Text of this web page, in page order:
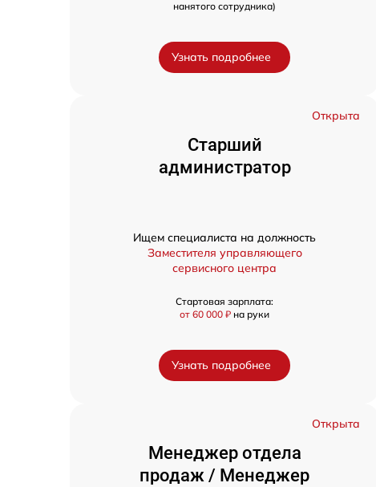
нанятого сотрудника)
Узнать подробнее
Открыта
Старший
администратор
Ищем специалиста на должность
Заместителя управляющего
сервисного центра
Стартовая зарплата:
от 60 000 ₽ на руки
Узнать подробнее
Открыта
Менеджер отдела
продаж / Менеджер